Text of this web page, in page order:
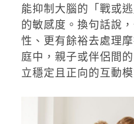
能抑制大腦的「戰或
的敏感度。換句話說
性、更有餘裕去處理
庭中，親子或伴侶間
立穩定且正向的互動模